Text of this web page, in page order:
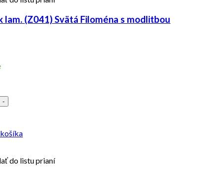
lam. (Z041) Svätá Filoména s modlitbou
-
do listu prianí